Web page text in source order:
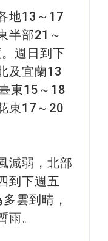
地13～17
半部21～
週日到下
及宜蘭13
東15～18
東17～20
減弱，北部
到下週五
雲到晴，
雨。